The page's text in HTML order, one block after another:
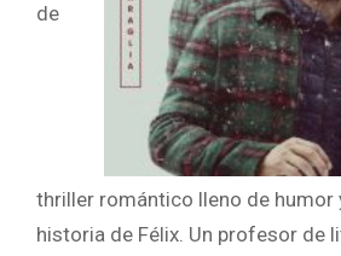
de
thriller romántico lleno de humor
historia de Félix. Un profesor de